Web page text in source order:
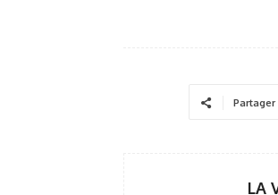
Partager
LA